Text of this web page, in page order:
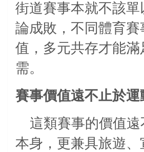
街道賽事本就不該單
論成敗，不同體育賽
值，多元共存才能滿
需。
賽事價值遠不止於運
這類賽事的價值
本身，更兼具旅遊、